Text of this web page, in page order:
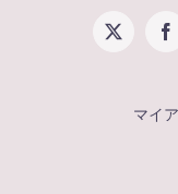
X
マイ